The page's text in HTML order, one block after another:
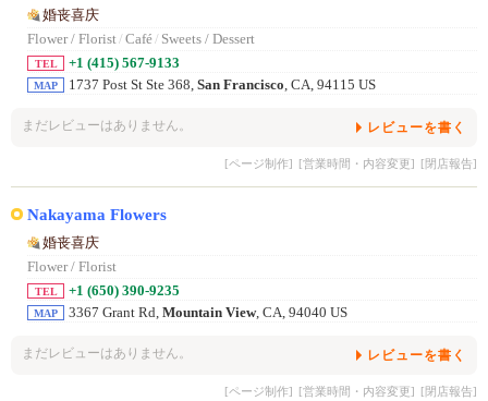
婚丧喜庆
Flower / Florist / Café/ Sweets / Dessert
TEL +1 (415) 567-9133
MAP 1737 Post St Ste 368, San Francisco , CA, 94115 US
まだレビューはありません。 レビューを書く
[ページ制作] [営業時間・内容変更] [閉店報告]
Nakayama Flowers
婚丧喜庆
Flower / Florist
TEL +1 (650) 390-9235
MAP 3367 Grant Rd, Mountain View, CA, 94040 US
まだレビューはありません。 レビューを書く
[ページ制作] [営業時間・内容変更] [閉店報告]